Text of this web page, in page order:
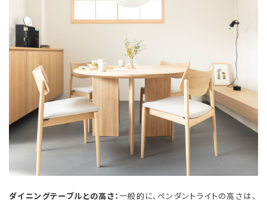
ダイニングテーブルとの高さ： 一般的に、ペンダントライトの高さは、